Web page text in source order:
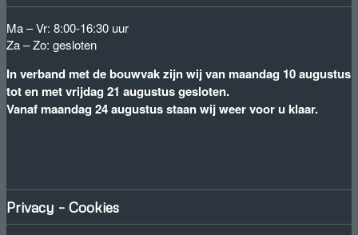
Ma – Vr: 8:00-16:30 uur
Za – Zo: gesloten
In verband met de bouwvak zijn wij van maandag 10 augustus
tot en met vrijdag 21 augustus gesloten.
Vanaf maandag 24 augustus staan wij weer voor u klaar.
Privacy – Cookies